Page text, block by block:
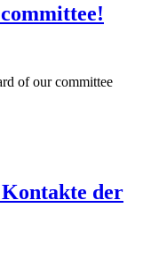
of our committee
der